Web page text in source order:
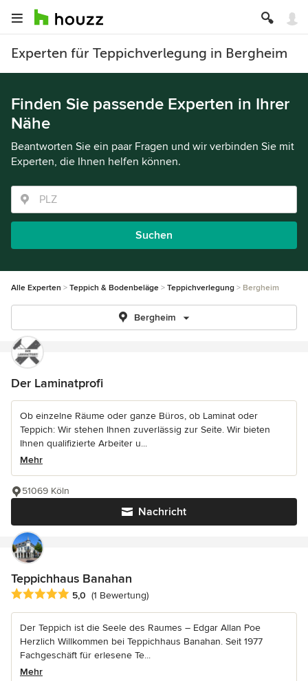
Experten für Teppichverlegung in Bergheim
Finden Sie passende Experten in Ihrer
Nähe
Beantworten Sie ein paar Fragen und wir verbinden Sie mit
Experten, die Ihnen helfen können.
Suchen
Alle Experten Teppich & Bodenbeläge Teppichverlegung Bergheim
Bergheim
Der Laminatprofi
Ob einzelne Räume oder ganze Büros, ob Laminat oder
Teppich: Wir stehen Ihnen zuverlässig zur Seite. Wir bieten
Ihnen qualifizierte Arbeiter u...
Mehr
Nachricht
51069 Köln
Teppichhaus Banahan
Durchschnittliche Bewertung: 5 von 5 Sternen
5,0 (1 Bewertung)
Der Teppich ist die Seele des Raumes – Edgar Allan Poe
Herzlich Willkommen bei Teppichhaus Banahan. Seit 1977
Fachgeschäft für erlesene Te...
Mehr